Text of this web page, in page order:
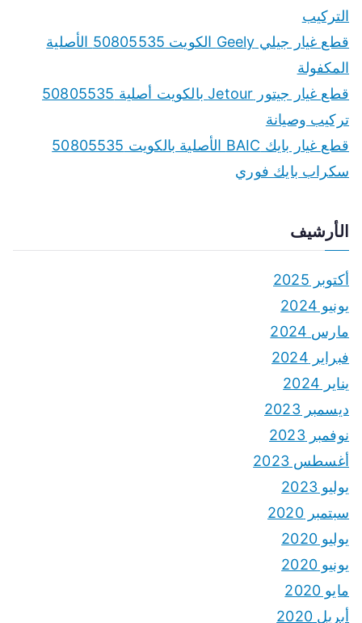
التركيب
قطع غيار جيلي Geely الكويت 50805535 الأصلية
المكفولة
قطع غيار جيتور Jetour بالكويت أصلية 50805535
تركيب وصيانة
قطع غيار بايك BAIC الأصلية بالكويت 50805535
سكراب بايك فوري
الأرشيف
أكتوبر 2025
يونيو 2024
مارس 2024
فبراير 2024
يناير 2024
ديسمبر 2023
نوفمبر 2023
أغسطس 2023
يوليو 2023
سبتمبر 2020
يوليو 2020
يونيو 2020
مايو 2020
أبريل 2020